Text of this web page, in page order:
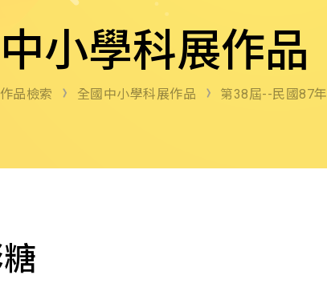
小學科展作品
品檢索 全國中小學科展作品 第38屆--民國87年